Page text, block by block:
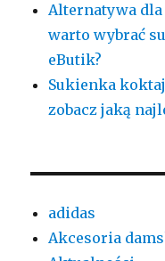
Alternatywa
warto wybrać
eButik?
Sukienka
zobacz jaką
adidas
Akcesoria